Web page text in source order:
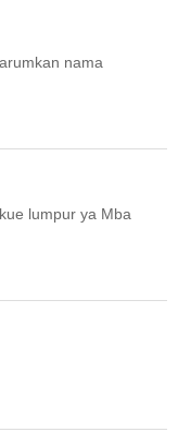
nama
lumpur ya Mba